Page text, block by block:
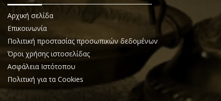
Αρχική σελίδα
Επικοινωνία
Πολιτική προστασίας προσωπικών δεδομένων
Όροι χρήσης ιστοσελίδας
Ασφάλεια Ιστότοπου
Πολιτική για τα Cookies